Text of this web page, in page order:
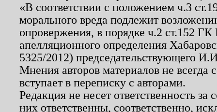
«В соответствии с положением ч.3
морального вреда подлежит
опровержения, в порядке ч.2 ст.152
апелляционного определения
5325/2012) председательствующего
Мнения авторов материалов не
вступает в переписку с авторами.
Редакция не несет ответственность
них ответственны, соответственно,